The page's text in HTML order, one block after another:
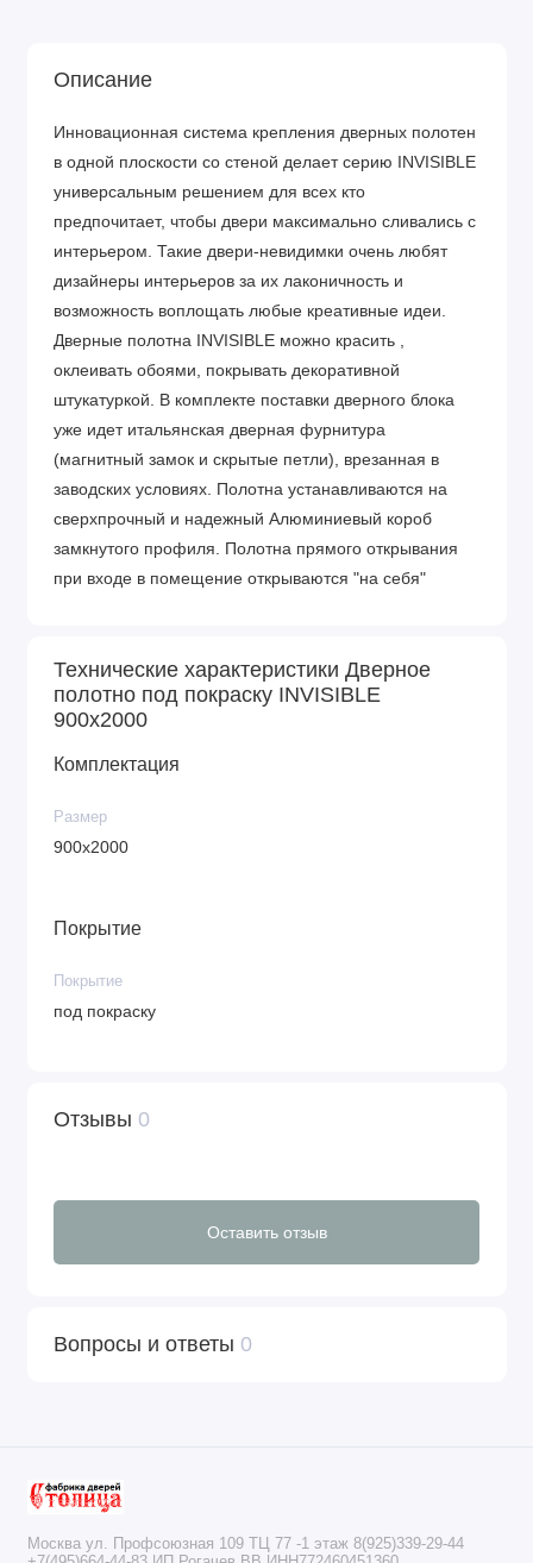
Описание
Инновационная система крепления дверных полотен
в одной плоскости со стеной делает серию INVISIBLE
универсальным решением для всех кто
предпочитает, чтобы двери максимально сливались с
интерьером. Такие двери-невидимки очень любят
дизайнеры интерьеров за их лаконичность и
возможность воплощать любые креативные идеи.
Дверные полотна INVISIBLE можно красить ,
оклеивать обоями, покрывать декоративной
штукатуркой. В комплекте поставки дверного блока
уже идет итальянская дверная фурнитура
(магнитный замок и скрытые петли), врезанная в
заводских условиях. Полотна устанавливаются на
сверхпрочный и надежный Алюминиевый короб
замкнутого профиля. Полотна прямого открывания
при входе в помещение открываются "на себя"
Технические характеристики Дверное
полотно под покраску INVISIBLE
900х2000
Комплектация
Размер
900х2000
Покрытие
Покрытие
под покраску
Отзывы 0
Оставить отзыв
Вопросы и ответы 0
Москва ул. Профсоюзная 109 ТЦ 77 -1 этаж 8(925)339-29-44